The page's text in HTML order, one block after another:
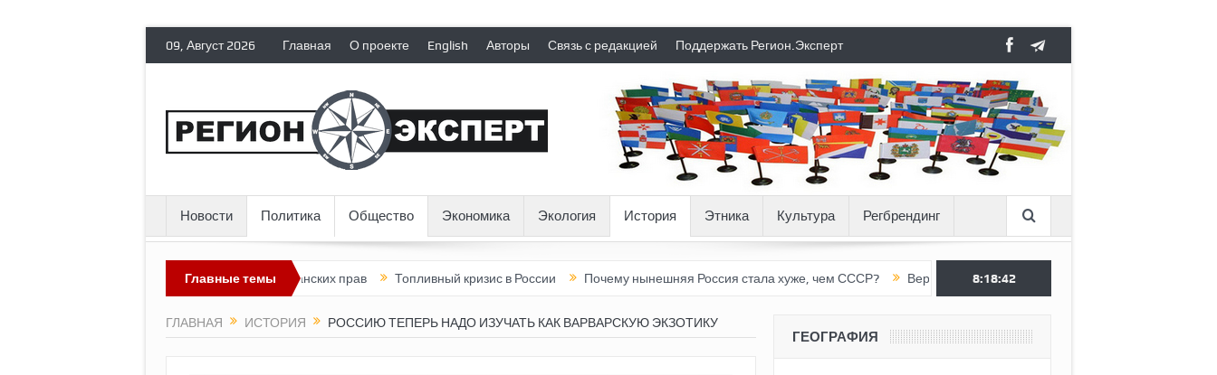
09, Август 2026 Главная О проекте English Авторы Связь с редакцией Поддержать Регион.Эксперт
Новости Политика Общество Экономика Экология История Этника Культура Регбрендинг
Главные темы
политических эмигрантов гражданских прав Топливный кризис в России Почему нынешняя Россия стала хуже, чем СССР? Вертикаль под давлением8:18:43
ГЛАВНАЯ ИСТОРИЯ РОССИЮ ТЕПЕРЬ НАДО ИЗУЧАТЬ КАК ВАРВАРСКУЮ ЭКЗОТИКУ
ГЕОГРАФИЯ